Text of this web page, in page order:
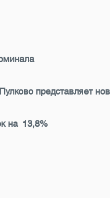
представляет
на 13,8%